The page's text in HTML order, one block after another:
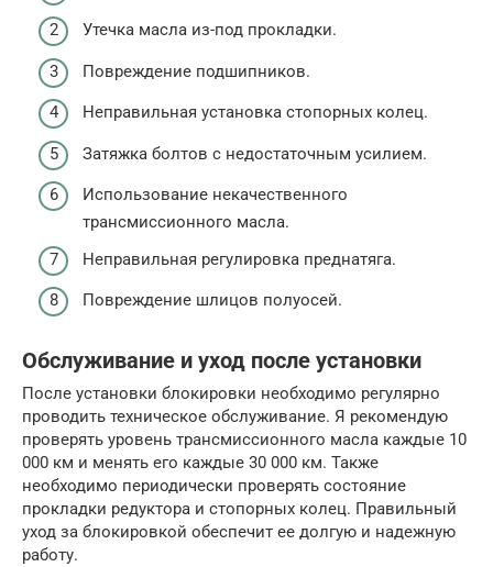
Утечка масла из-под прокладки.
Повреждение подшипников.
Неправильная установка стопорных колец.
Затяжка болтов с недостаточным усилием.
Использование некачественного
трансмиссионного масла.
Неправильная регулировка преднатяга.
Повреждение шлицов полуосей.
Обслуживание и уход после установки
После установки блокировки необходимо регулярно
проводить техническое обслуживание. Я рекомендую
проверять уровень трансмиссионного масла каждые 10
000 км и менять его каждые 30 000 км. Также
необходимо периодически проверять состояние
прокладки редуктора и стопорных колец. Правильный
уход за блокировкой обеспечит ее долгую и надежную
работу.